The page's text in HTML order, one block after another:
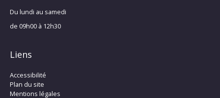
Du lundi au samedi
de 09h00 à 12h30
Liens
Accessibilité
Plan du site
Mentions légales